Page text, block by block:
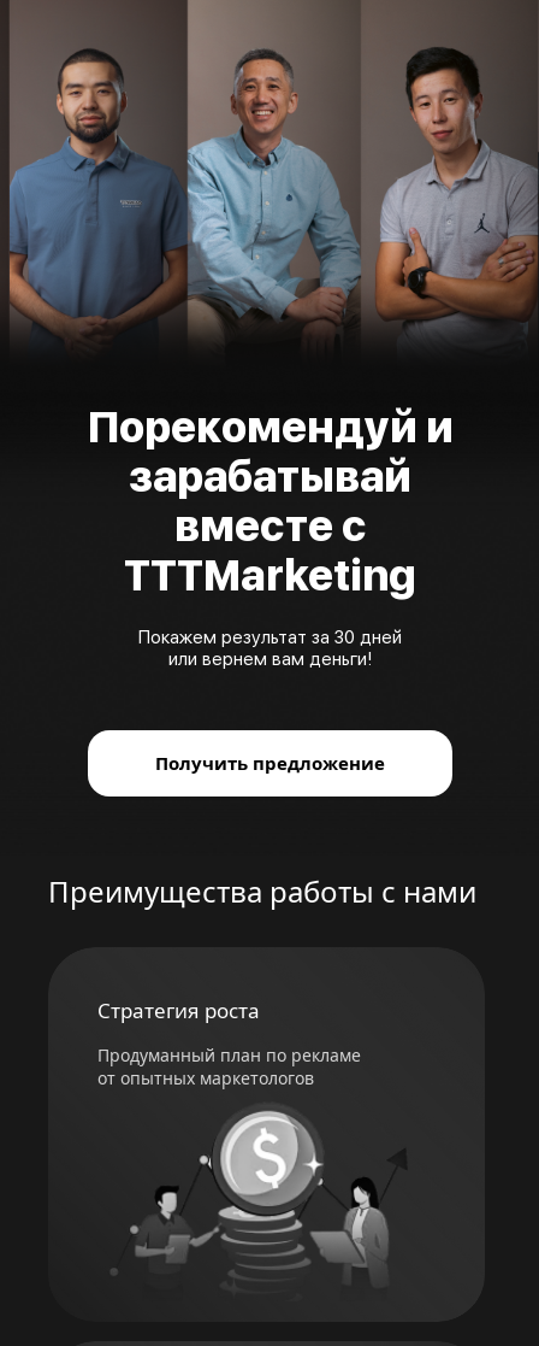
Покажем результат за 30 дней
или вернем вам деньги!
Получить предложение
Порекомендуй и
зарабатывай
вместе с
TTTMarketing
Преимущества работы с нами
Продуманный план по рекламе
от опытных маркетологов
Стратегия роста